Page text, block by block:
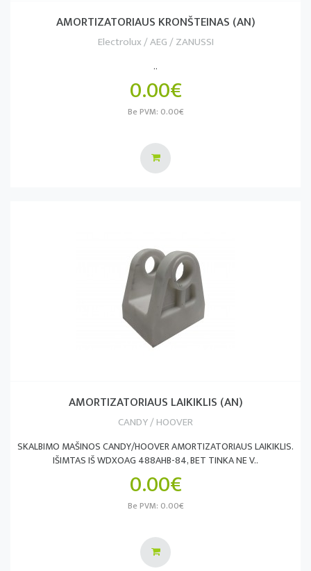
AMORTIZATORIAUS KRONŠTEINAS (AN)
Electrolux / AEG / ZANUSSI
..
0.00€
Be PVM: 0.00€
AMORTIZATORIAUS LAIKIKLIS (AN)
CANDY / HOOVER
SKALBIMO MAŠINOS CANDY/HOOVER AMORTIZATORIAUS LAIKIKLIS.
IŠIMTAS IŠ WDXOAG 488AHB-84, BET TINKA NE V..
0.00€
Be PVM: 0.00€